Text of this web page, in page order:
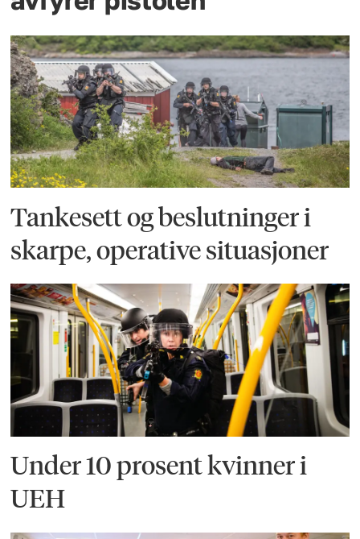
Tankesett og beslutninger i
skarpe, operative situasjoner
Under 10 prosent kvinner i
UEH